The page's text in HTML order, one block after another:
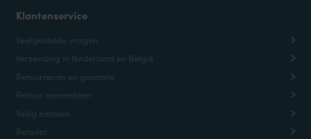
Klantenservice
Veelgestelde vragen
Verzending in Nederland en België
Retourneren en garantie
Retour aanmelden
Veilig betalen
Retailer